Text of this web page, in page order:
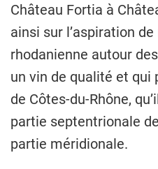
Château Fortia à
ainsi sur l’aspiration
rhodanienne autour
un vin de qualité et
de Côtes-du-Rhône,
partie septentrionale
partie méridionale.